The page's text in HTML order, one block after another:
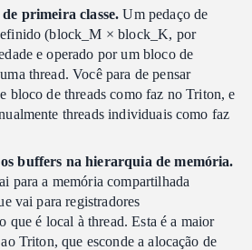
primeira classe. Um pedaço de
(block_M × block_K, por
e operado por um bloco de
thread. Você para de pensar
bloco de threads como faz no Triton, e
threads individuais como faz
os buffers na hierarquia de memória.
para a memória compartilhada
vai para registradores
que é local à thread. Esta é a maior
Triton, que esconde a alocação de